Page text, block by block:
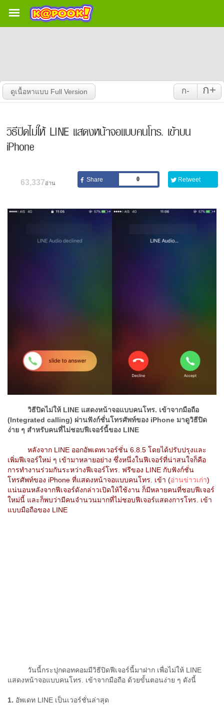
ก+
ก-
วิธีปิดไม่ให้ LINE แสดงหน้าจอแบบคนโทร. เข้าบน
iPhone
63,337อ่าน
0
วิธีปิดไม่ให้ LINE แสดงหน้าจอแบบคนโทร. เข้าจากมือถือ
(Integrated calling) ผ่านฟังก์ชั่นโทรศัพท์ของ iPhone มาดูวิธีปิด
ง่าย ๆ สำหรับคนที่ไม่ชอบฟีเจอร์นี้ของ LINE
หลังจาก LINE ออกอัพเดทเวอร์ชั่น 6.8.5 โดยได้ปรับปรุงและ
เพิ่มฟีเจอร์ใหม่ ๆ เข้ามาหลายอย่าง ซึ่งหนึ่งในฟีเจอร์ที่น่าสนใจก็คือ
การทำงานร่วมกันระหว่างฟีเจอร์โทร. ฟรีของ LINE กับฟังก์ชั่น
โทรศัพท์ของ iPhone ที่แสดงหน้าจอแบบคนโทร. เข้า (อ่านข่าวเก่า)
แน่นอนหลังจากฟีเจอร์ดังกล่าวเปิดให้ใช้งาน ก็มีหลายคนที่ชอบฟีเจอร์
ใหม่นี้ และก็พบว่ามีคนจำนวนมากที่ไม่ชอบฟีเจอร์แสดงการโทร. เข้า
แบบมือถือของ LINE
วันนี้กระปุกดอทคอมมีวิธีปิดฟีเจอร์นี้มาฝาก เพื่อไม่ให้ LINE
แสดงหน้าจอแบบคนโทร. เข้าจากมือถือ ด้วยขั้นตอนง่าย ๆ ดังนี้
1. อัพเดท LINE เป็นเวอร์ชั่นล่าสุด